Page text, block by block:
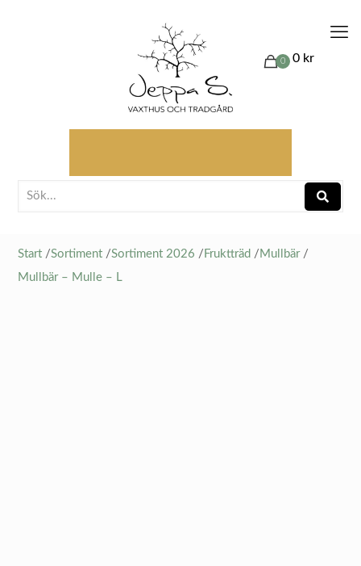
0 0 kr
Start /Sortiment /Sortiment 2026 / Fruktträd / Mullbär /
Mullbär – Mulle – L